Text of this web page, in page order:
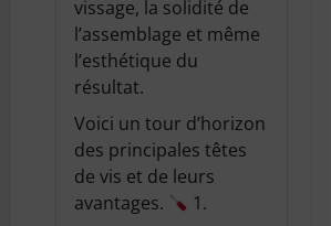
vissage, la solidité de
l’assemblage et même
l’esthétique du
résultat.
Voici un tour d’horizon
des principales têtes
de vis et de leurs
avantages.
1.